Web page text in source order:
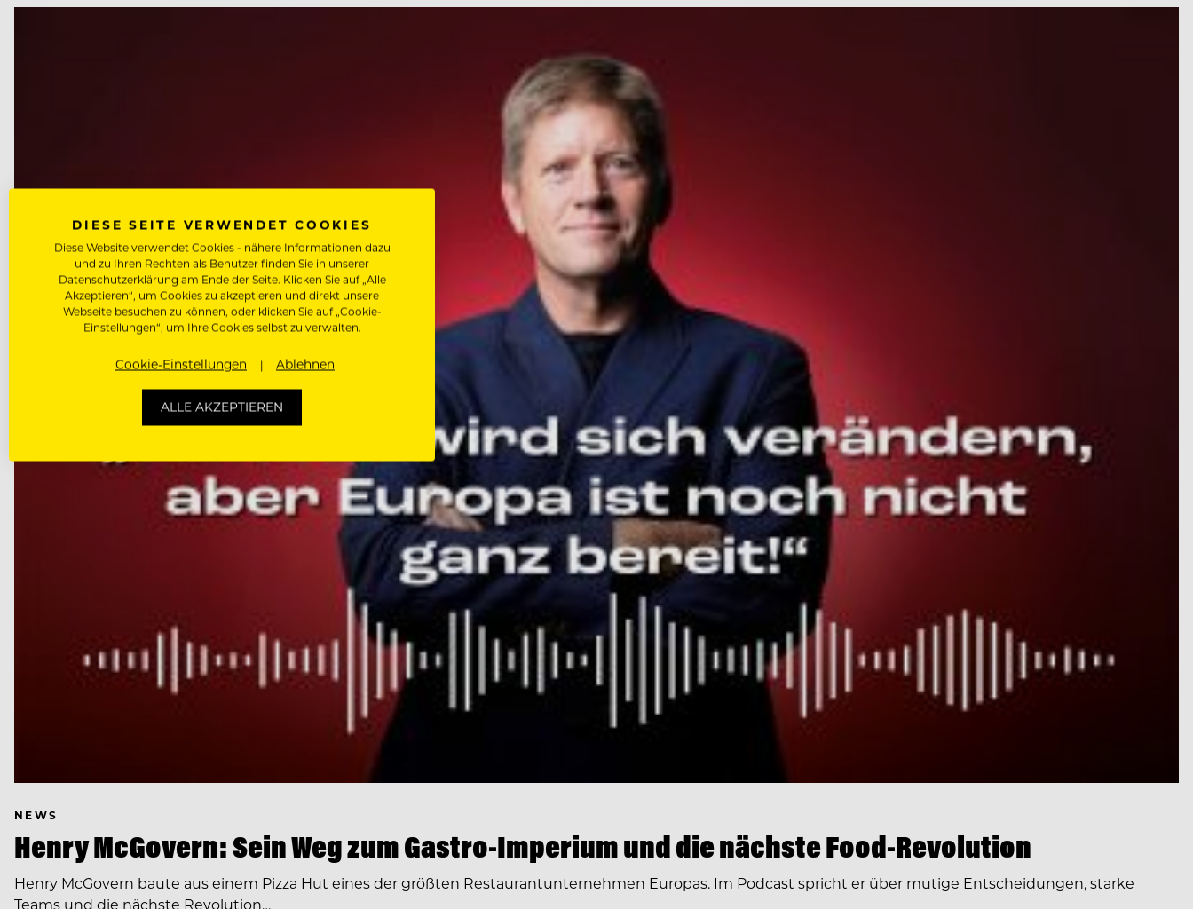
NEWS
Henry McGovern: Sein Weg zum Gastro-Imperium und die nächste Food-Revolution
Henry McGovern baute aus einem Pizza Hut eines der größten Restaurantunternehmen Europas. Im Podcast spricht er über mutige Entscheidungen, starke
Teams und die nächste Revolution…
DIESE SEITE VERWENDET COOKIES
Diese Website verwendet Cookies - nähere Informationen dazu
und zu Ihren Rechten als Benutzer finden Sie in unserer
Datenschutzerklärung am Ende der Seite. Klicken Sie auf „Alle
Akzeptieren“, um Cookies zu akzeptieren und direkt unsere
Webseite besuchen zu können, oder klicken Sie auf „Cookie-
Einstellungen“, um Ihre Cookies selbst zu verwalten.
Cookie-Einstellungen Ablehnen
ALLE AKZEPTIEREN